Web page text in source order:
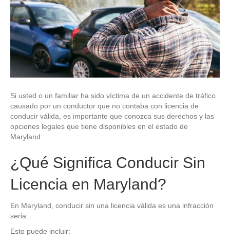
Si usted o un familiar ha sido víctima de un accidente de tráfico
causado por un conductor que no contaba con licencia de
conducir válida, es importante que conozca sus derechos y las
opciones legales que tiene disponibles en el estado de
Maryland.
¿Qué Significa Conducir Sin
Licencia en Maryland?
En Maryland, conducir sin una licencia válida es una infracción
seria.
Esto puede incluir: